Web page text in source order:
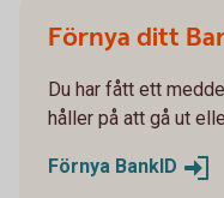
Förnya ditt
Du har fått ett
håller på att gå ut
Förnya BankID